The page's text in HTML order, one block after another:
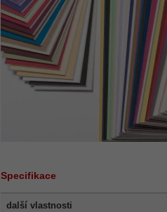
Specifikace
další vlastnosti